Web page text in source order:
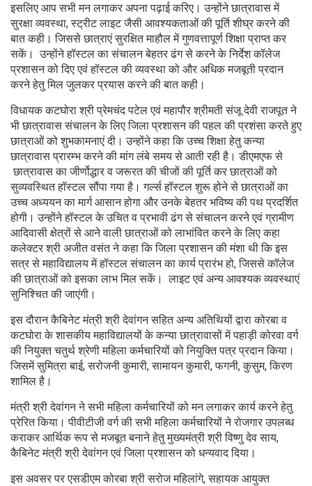
इसलिए आप सभी मन लगाकर अपना पढ़ाई करिए। उन्होंने छात्रावास में
सुरक्षा व्यवस्था, स्ट्रीट लाइट जैसी आवश्यकताओं की पूर्ति शीघ्र करने की
बात कही। जिससे छात्राएं सुरक्षित माहौल में गुणवत्तापूर्ण शिक्षा प्राप्त कर
सकें। उन्होंने हॉस्टल का संचालन बेहतर ढंग से करने के निर्देश कॉलेज
प्रशासन को दिए एवं हॉस्टल की व्यवस्था को और अधिक मजबूती प्रदान
करने हेतु मिल जुलकर प्रयास करने की बात कही।
विधायक कटघोरा श्री प्रेमचंद पटेल एवं महापौर श्रीमती संजू देवी राजपूत ने
भी छात्रावास संचालन के लिए जिला प्रशासन की पहल की प्रशंसा करते हुए
छात्राओं को शुभकामनाएं दी। उन्होंने कहा कि उच्च शिक्षा हेतु कन्या
छात्रावास प्रारम्भ करने की मांग लंबे समय से आती रही है। डीएमएफ से
छात्रावास का जीर्णोद्धार व जरूरत की चीजों की पूर्ति कर छात्राओं को
सुव्यवस्थित हॉस्टल सौंपा गया है। गर्ल्स हॉस्टल शुरू होने से छात्राओं का
उच्च अध्ययन का मार्ग आसान होगा और उनके बेहतर भविष्य की पथ प्रदर्शित
होगी। उन्होंने हॉस्टल के उचित व प्रभावी ढंग से संचालन करने एवं ग्रामीण
आदिवासी क्षेत्रों से आने वाली छात्राओं को लाभांवित करने के लिए कहा
कलेक्टर श्री अजीत वसंत ने कहा कि जिला प्रशासन की मंशा थी कि इस
सत्र से महाविद्यालय में हॉस्टल संचालन का कार्य प्रारंभ हो, जिससे कॉलेज
की छात्राओं को इसका लाभ मिल सकें। लाइट एवं अन्य आवश्यक व्यवस्थाएं
सुनिश्चित की जाएंगी।
इस दौरान कैबिनेट मंत्री श्री देवांगन सहित अन्य अतिथियों द्वारा कोरबा व
कटघोरा के शासकीय महाविद्यालयों के कन्या छात्रावासों में पहाड़ी कोरवा वर्ग
की नियुक्त चतुर्थ श्रेणी महिला कर्मचारियों को नियुक्ति पत्र प्रदान किया।
जिसमें सुमित्रा बाई, सरोजनी कुमारी, सामायन कुमारी, फगनी, कुसुम, किरण
शामिल है।
मंत्री श्री देवांगन ने सभी महिला कर्मचारियों को मन लगाकर कार्य करने हेतु
प्रेरित किया। पीवीटीजी वर्ग की सभी महिला कर्मचारियों ने रोजगार उपलब्ध
कराकर आर्थिक रूप से मजबूत बनाने हेतु मुख्यमंत्री श्री विष्णु देव साय,
कैबिनेट मंत्री श्री देवांगन एवं जिला प्रशासन को धन्यवाद दिया।
इस अवसर पर एसडीएम कोरबा श्री सरोज महिलांगे, सहायक आयुक्त